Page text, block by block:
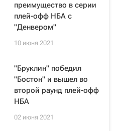
преимущество в серии
плей-офф НБА с
"Денвером"
10 июня 2021
"Бруклин" победил
"Бостон" и вышел во
второй раунд плей-офф
НБА
02 июня 2021